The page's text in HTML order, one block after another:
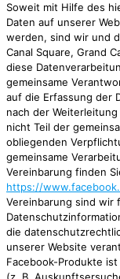
Soweit mit Hilfe des
Daten auf unserer
werden, sind wir und
Canal Square, Grand
diese
gemeinsame
auf die Erfassung der
nach der
nicht Teil der
obliegenden
gemeinsame
Vereinbarung finden
https://
Vereinbarung sind wir
die
unserer Website
Facebook-Produkte